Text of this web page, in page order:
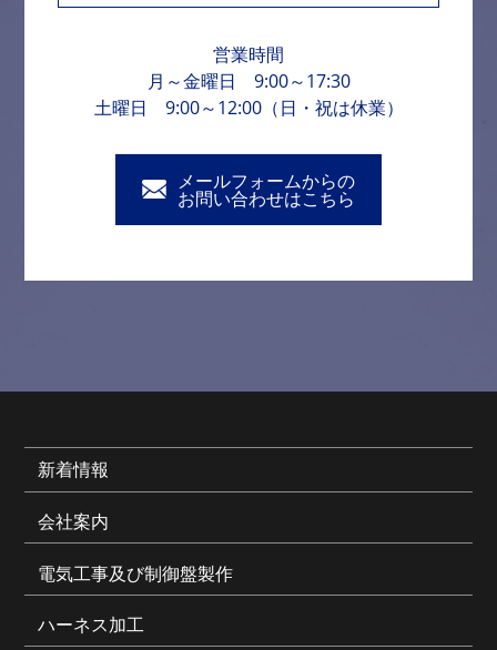
営業時間
月～金曜日 9:00～17:30
土曜日 9:00～12:00（日・祝は休業）
メールフォームからの
お問い合わせはこちら
新着情報
会社案内
電気工事及び制御盤製作
ハーネス加工